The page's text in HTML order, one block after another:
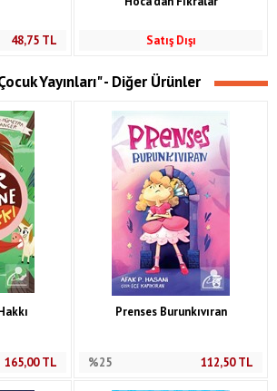
48,75TL Satış Dışı
Yayınları" - Diğer Ürünler
165,00TL
Prenses Burunkıvıran
%25 112,50TL